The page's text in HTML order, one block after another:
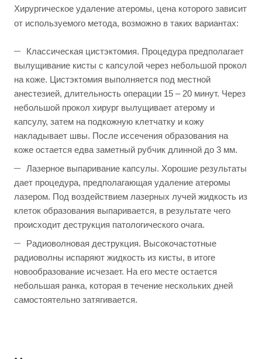
Хирургическое удаление атеромы, цена которого зависит
от используемого метода, возможно в таких вариантах:
Классическая цистэктомия. Процедура предполагает
вылущивание кисты с капсулой через небольшой прокол
на коже. Цистэктомия выполняется под местной
анестезией, длительность операции 15 – 20 минут. Через
небольшой прокол хирург вылущивает атерому и
капсулу, затем на подкожную клетчатку и кожу
накладывает швы. После иссечения образования на
коже остается едва заметный рубчик длинной до 3 мм.
Лазерное выпаривание капсулы. Хорошие результаты
дает процедура, предполагающая удаление атеромы
лазером. Под воздействием лазерных лучей жидкость из
клеток образования выпаривается, в результате чего
происходит деструкция патологического очага.
Радиоволновая деструкция. Высокочастотные
радиоволны испаряют жидкость из кисты, в итоге
новообразование исчезает. На его месте остается
небольшая ранка, которая в течение нескольких дней
самостоятельно затягивается.